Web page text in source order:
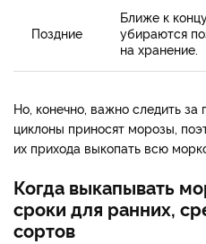
Поздние
Ближе к
убираются
на хранение.
Но, конечно, важно следить за
циклоны приносят морозы,
их прихода выкопать всю
Когда выкапывать
сроки для ранних,
сортов